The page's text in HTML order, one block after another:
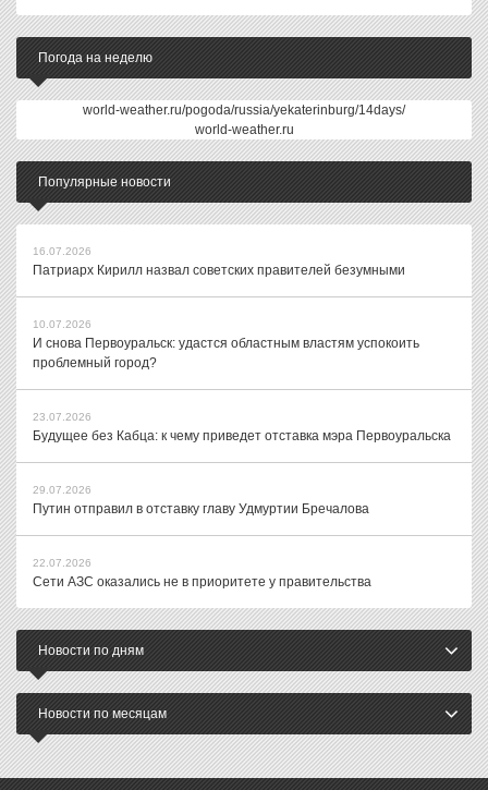
Погода на неделю
world-weather.ru/pogoda/russia/yekaterinburg/14days/
world-weather.ru
Популярные новости
16.07.2026
Патриарх Кирилл назвал советских правителей безумными
10.07.2026
И снова Первоуральск: удастся областным властям успокоить
проблемный город?
23.07.2026
Будущее без Кабца: к чему приведет отставка мэра Первоуральска
29.07.2026
Путин отправил в отставку главу Удмуртии Бречалова
22.07.2026
Сети АЗС оказались не в приоритете у правительства
Новости по дням
Новости по месяцам